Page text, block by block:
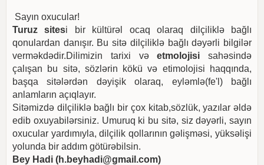
Sayın oxucular!
Turuz sitesi bir kültürəl ocaq olaraq dilçiliklə bağlı
qonulardan danışır. Bu sitə dilçiliklə bağlı dəyərli bilgilər
verməkdədir.Dilimizin tarixi vəetmolojisi sahəsində
çalışan bu sitə, sözlərin kökü və etimolojisi haqqında,
başqa sitələrdən dəyişik olaraq, eyləmlə(fe'l) bağlı
anlamların açıqlayır.
Sitəmizdə dilçiliklə bağlı bir çox kitab,sözlük, yazılar əldə
edib oxuyabilərsiniz. Umuruq ki bu sitə, siz dəyərli, sayın
oxucular yardımıyla, dilçilik qollarının gəlişməsi, yüksəlişi
yolunda bir addım götürəbilsin.
Bey Hadi (h.beyhadi@gmail.com)